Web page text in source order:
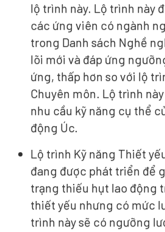
lộ trình này. Lộ trình này
các ứng viên có ngành
trong Danh sách Nghề
lõi mới và đáp ứng
ứng, thấp hơn so với lộ
Chuyên môn. Lộ trình
nhu cầu kỹ năng cụ thể
động Úc.
Lộ trình Kỹ năng Thiết
đang được phát triển để
trạng thiếu hụt lao động
thiết yếu nhưng có mức
trình này sẽ có ngưỡng